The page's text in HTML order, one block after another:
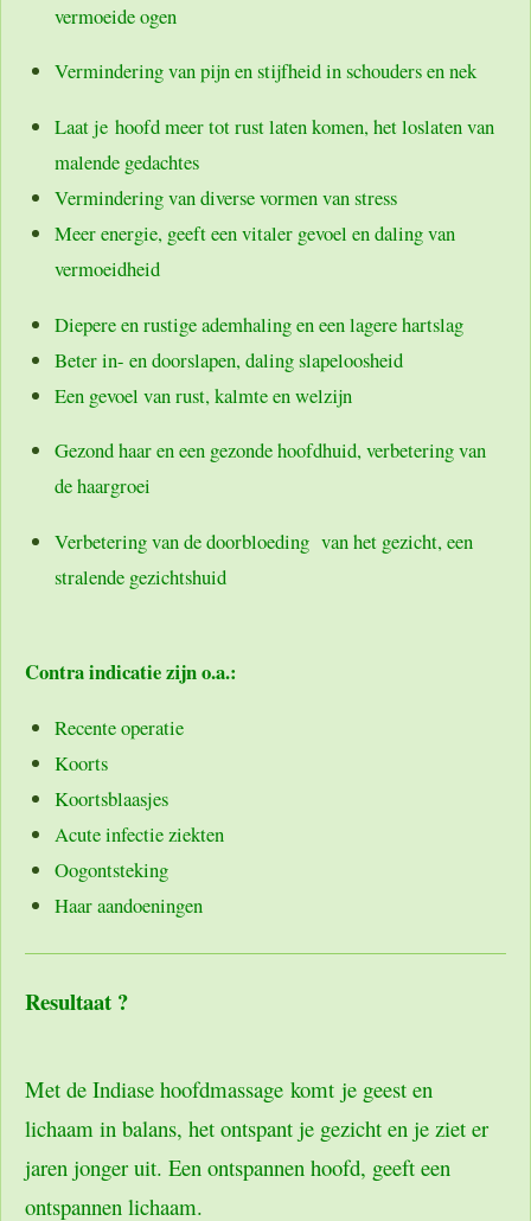
vermoeide ogen
Vermindering van pijn en stijfheid in schouders en nek
Laat je hoofd meer tot rust laten komen, het loslaten van
malende gedachtes
Vermindering van diverse vormen van stress
Meer energie, geeft een vitaler gevoel en daling van
vermoeidheid
Diepere en rustige ademhaling en een lagere hartslag
Beter in- en doorslapen, daling slapeloosheid
Een gevoel van rust, kalmte en welzijn
Gezond haar en een gezonde hoofdhuid, verbetering van
de haargroei
Verbetering van de doorbloeding van het gezicht, een
stralende gezichtshuid
Contra indicatie zijn o.a.:
Recente operatie
Koorts
Koortsblaasjes
Acute infectie ziekten
Oogontsteking
Haar aandoeningen
Resultaat ?
Met de Indiase hoofdmassage komt je geest en
lichaam in balans, het ontspant je gezicht en je ziet er
jaren jonger uit. Een ontspannen hoofd, geeft een
ontspannen lichaam.